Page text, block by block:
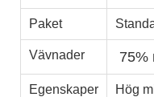
Paket
Vävnader 75%
Egenskaper Hög